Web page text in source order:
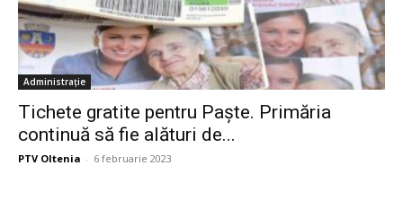
Administrație
Tichete gratite pentru Paște. Primăria
continuă să fie alături de...
PTV Oltenia - 6 februarie 2023